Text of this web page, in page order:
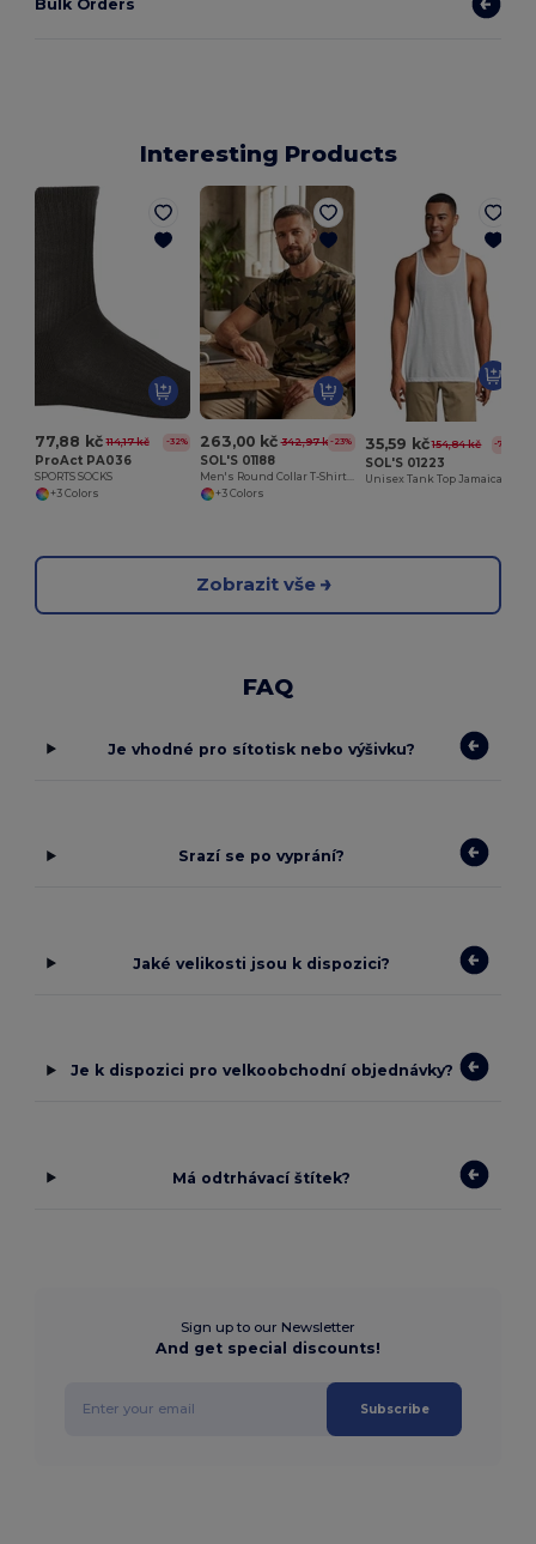
Bulk Orders
Interesting Products
77,88 kč 114,17 kč -32%
ProAct PA036
SPORTS SOCKS
+3 Colors
263,00 kč 342,97 kč-23%
SOL'S 01188
+3 Colors
35,59 kč 154,84 kč -77%
SOL'S 01223
Unisex Tank Top Jamaica
Zobrazit vše
FAQ
Je vhodné pro sítotisk nebo výšivku?
Srazí se po vyprání?
Jaké velikosti jsou k dispozici?
Je k dispozici pro velkoobchodní objednávky?
Má odtrhávací štítek?
Sign up to our Newsletter
And get special discounts!
Subscribe